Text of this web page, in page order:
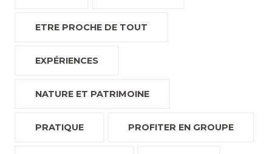
ETRE PROCHE DE TOUT
EXPÉRIENCES
NATURE ET PATRIMOINE
PRATIQUE PROFITER EN GROUPE